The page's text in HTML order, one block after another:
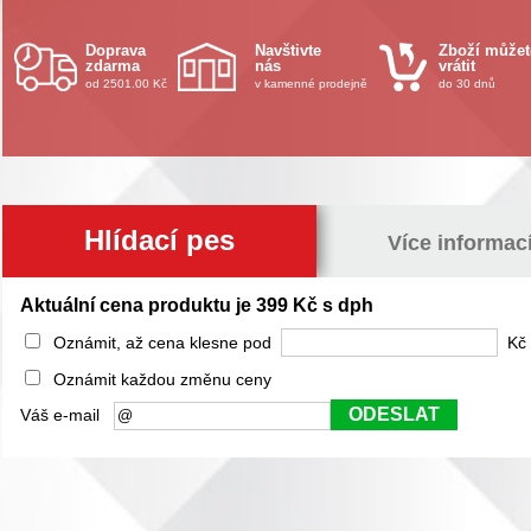
Doprava
zdarma
od 2501.00 Kč
Navštivte
nás
v kamenné prodejně
Zboží
vrátit
do 30 dnů
Hlídací pes Více
Aktuální cena produktu je 399 Kč s dph
Oznámit, až cena klesne pod
Kč
Oznámit každou změnu ceny
Váš e-mail
ODESLAT